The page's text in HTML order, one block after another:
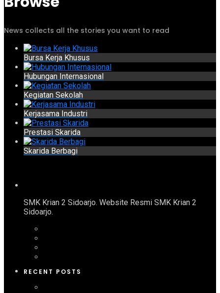
News collects all the stories you want to read
Bursa Kerja Khusus
Hubungan Internasional
Kegiatan Sekolah
Kerjasama Industri
Prestasi Skarida
Skarida Berbagi
SMK Krian 2 Sidoarjo. Website Resmi SMK Krian 2
Sidoarjo.
RECENT POSTS